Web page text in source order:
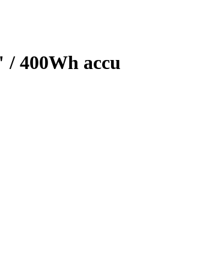
/ 400Wh accu